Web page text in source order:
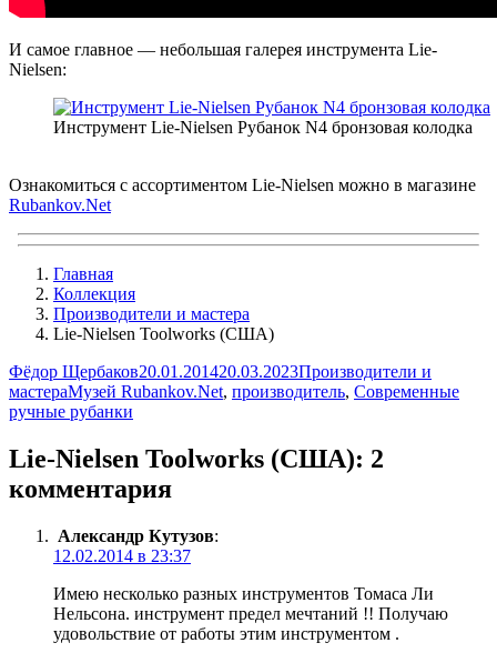
И самое главное — небольшая галерея инструмента Lie-
Nielsen:
Инструмент Lie-Nielsen Рубанок N4 бронзовая колодка
Ознакомиться с ассортиментом Lie-Nielsen можно в магазине
Rubankov.Net
Главная
Коллекция
Производители и мастера
Lie-Nielsen Toolworks (США)
Автор
Фёдор ЩербаковОпубликовано
20.01.201420.03.2023Рубрики
Производители и
мастераМетки
Музей Rubankov.Net, производитель, Современные
ручные рубанки
Lie-Nielsen Toolworks (США): 2
комментария
Александр Кутузов:
12.02.2014 в 23:37
Имею несколько разных инструментов Томаса Ли
Нельсона. инструмент предел мечтаний !! Получаю
удовольствие от работы этим инструментом .